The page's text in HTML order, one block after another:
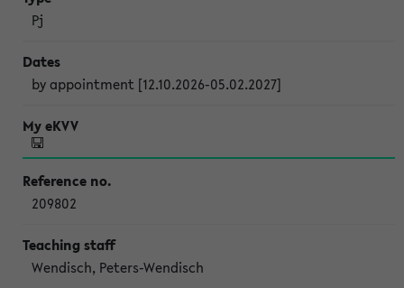
Pj
by appointment [12.10.2026-05.02.2027]
209802
Wendisch, Peters-Wendisch